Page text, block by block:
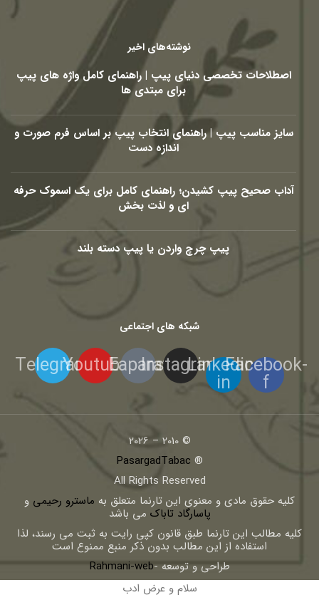
نوشته‌های اخیر
اصطلاحات تخصصی دنیای پیپ | راهنمای کامل واژه های پیپ
برای مبتدی ها
سایز مناسب پیپ | راهنمای انتخاب پیپ بر اساس فرم صورت و
اندازه دست
آداب صحیح پیپ کشیدن؛ راهنمای کامل برای یک اسموک حرفه
ای و لذت بخش
پیپ چرچ واردن یا پیپ دسته بلند
شبکه های اجتماعی
Facebook-
f
Linkedin-
in
Instagram
Eaparat
Youtube
Telegram
© 2010 – 2026
®
PasargadTabac
All Rights Reserved
كليه حقوق مادی و معنوی اين تارنما متعلق به ماسترو رحیمی و
پاسارگاد تاباک می باشد
کلیه مطالب این تارنما طبق قانون کپی رایت به ثبت می رسند، لذا
استفاده از این مطالب بدون ذکر منبع ممنوع است
طراحی و توسعه -Rahmani-web
سلام و عرض ادب